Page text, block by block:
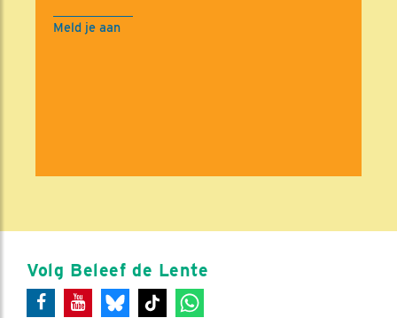
Meld je aan
Volg Beleef de Lente